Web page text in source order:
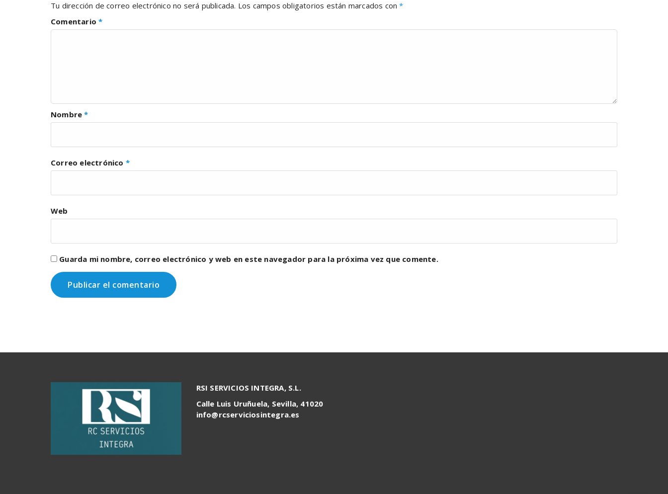
Tu dirección de correo electrónico no será publicada. Los campos obligatorios están marcados con*
Comentario*
Nombre*
Correo electrónico *
Web
Guarda mi nombre, correo electrónico y web en este navegador para la próxima vez que comente.
RSI SERVICIOS INTEGRA, S.L.
Calle Luis Uruñuela, Sevilla, 41020
info@rcserviciosintegra.es